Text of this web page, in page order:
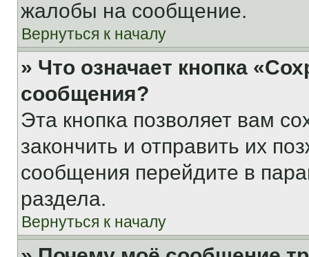
жалобы на сообщение.
Вернуться к началу
» Что означает кнопка
сообщения?
Эта кнопка позволяет вам
закончить и отправить их
сообщения перейдите в
раздела.
Вернуться к началу